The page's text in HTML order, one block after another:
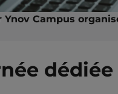
Ynov Campus
dédiée